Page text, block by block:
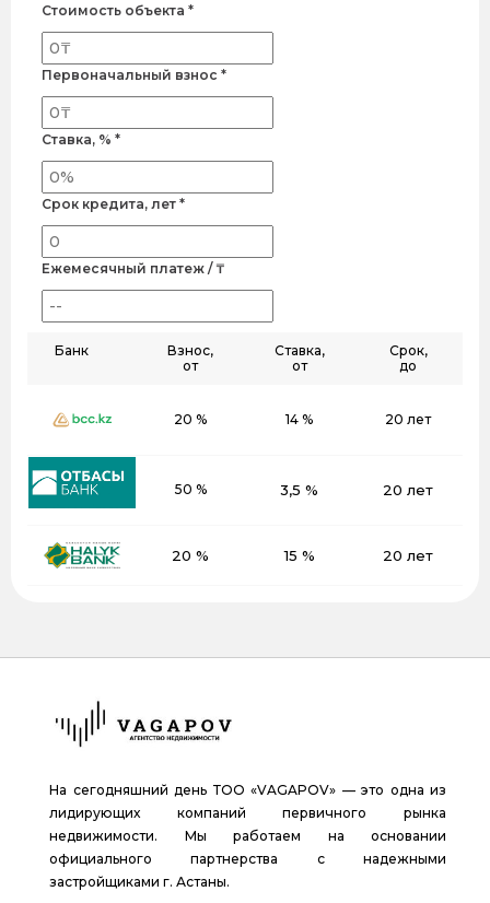
Стоимость объекта *
Первоначальный взнос *
Ставка, % *
Срок кредита, лет *
Ежемесячный платеж / ₸
Банк
Взнос,
от
Ставка,
от
Срок,
до
20 % 14 % 20 лет
50 % 3,5 % 20 лет
20 % 15 % 20 лет
На сегодняшний день ТОО «VAGAPOV» — это одна из
лидирующих компаний первичного рынка
недвижимости. Мы работаем на основании
официального партнерства с надежными
застройщиками г. Астаны.